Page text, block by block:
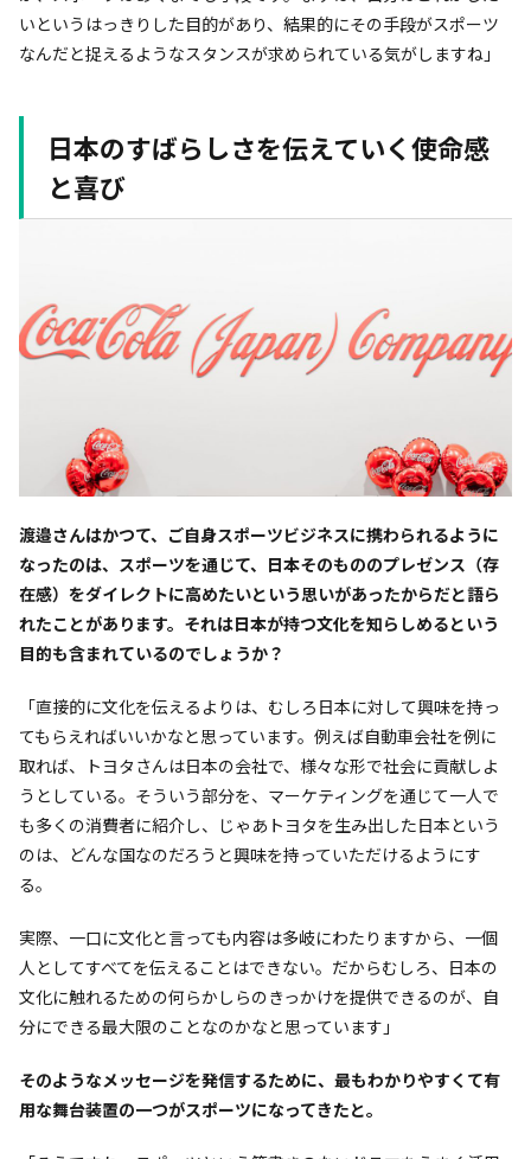
いというはっきりした目的があり、結果的にその手段がスポーツ
なんだと捉えるようなスタンスが求められている気がしますね」
日本のすばらしさを伝えていく使命感
と喜び
――渡邉さんはかつて、ご自身スポーツビジネスに携わられるように
なったのは、スポーツを通じて、日本そのもののプレゼンス（存
在感）をダイレクトに高めたいという思いがあったからだと語ら
れたことがあります。それは日本が持つ文化を知らしめるという
目的も含まれているのでしょうか？
「直接的に文化を伝えるよりは、むしろ日本に対して興味を持っ
てもらえればいいかなと思っています。例えば自動車会社を例に
取れば、トヨタさんは日本の会社で、様々な形で社会に貢献しよ
うとしている。そういう部分を、マーケティングを通じて一人で
も多くの消費者に紹介し、じゃあトヨタを生み出した日本という
のは、どんな国なのだろうと興味を持っていただけるようにす
る。
実際、一口に文化と言っても内容は多岐にわたりますから、一個
人としてすべてを伝えることはできない。だからむしろ、日本の
文化に触れるための何らかしらのきっかけを提供できるのが、自
分にできる最大限のことなのかなと思っています」
――そのようなメッセージを発信するために、最もわかりやすくて有
用な舞台装置の一つがスポーツになってきたと。